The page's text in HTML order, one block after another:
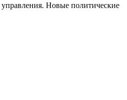
Новые политические